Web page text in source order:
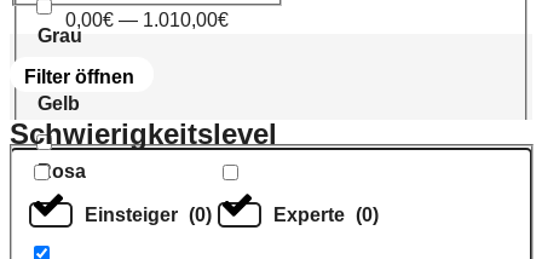
Grau
Gelb
Rosa
0,00€ — 1.010,00€
Filter öffnen
Schwierigkeitslevel
Einsteiger (0) Experte (0)